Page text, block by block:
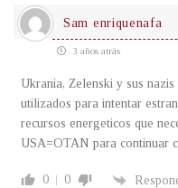
Sam enriquenafa
3 años atrás
Ukrania, Zelenski y sus
utilizados para intentar
recursos energeticos que
USA=OTAN para continuar
0 0